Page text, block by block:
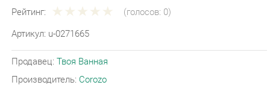
Артикул: u-0271665
Продавец:
Производитель: Corozo
Последняя цена: 5 290 ₽